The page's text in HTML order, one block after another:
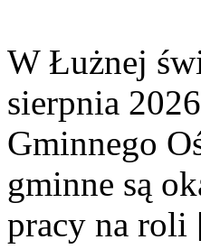
W Łużnej
sierpnia
Gminnego
gminne są
pracy na